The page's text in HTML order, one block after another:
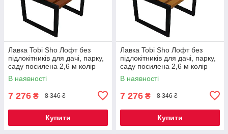
Лавка Tobi Sho Лофт без
підлокітників для дачі, парку,
саду посилена 2,6 м колір
макасар
В наявності
7 276 ₴ 8 346 ₴
Купити
Лавка Tobi Sho Лофт без
підлокітників для дачі, парку,
саду посилена 2,6 м колір
дуб
В наявності
7 276 ₴ 8 346 ₴
Купити